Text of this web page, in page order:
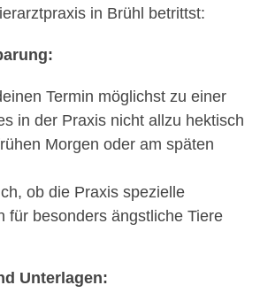
in Brühl betrittst:
Termin möglichst zu einer
in der Praxis nicht allzu hektisch
Morgen oder am späten
ob die Praxis spezielle
für besonders ängstliche Tiere
Unterlagen: